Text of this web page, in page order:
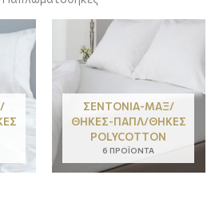
ΣΕΝΤΌΝΙΑ-ΜΑΞ/
ΘΉΚΕΣ-ΠΑΠΛ/ΘΉΚΕΣ
POLYCOTTON
6 ΠΡΟΪΌΝΤΑ